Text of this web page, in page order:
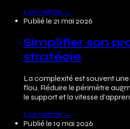
Lire l’article →
Publié le 21 mai 2026
Simplifier son
stratégie
La complexité est souvent
flou. Réduire le périmètre
le support et la vitesse
Lire l’article →
Publié le 19 mai 2026